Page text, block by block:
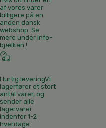
af vores varer
billigere på en
anden dansk
webshop. Se
mere under Info-
bjælken.!
Hurtig leveringVi
lagerfører et stort
antal varer, og
sender alle
lagervarer
indenfor 1-2
hverdage.